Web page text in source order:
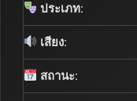
ประเภท:
เสียง:
สถานะ: